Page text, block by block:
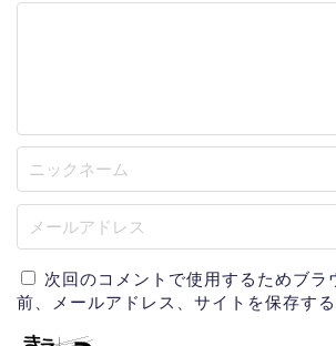
次回のコメントで使用するためブラ
前、メールアドレス、サイトを保存する